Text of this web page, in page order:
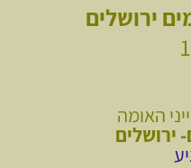
ירושלים
האומה
ירושלים